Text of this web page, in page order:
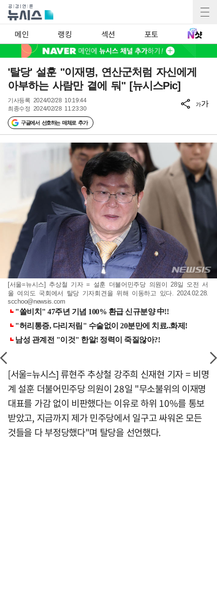
메인 랭킹 섹션 포토
'탈당' 설훈 "이재명, 연산군처럼 자신에게
아부하는 사람만 곁에 둬" [뉴시스Pic]
기사등록 2024/02/28 10:19:44
최종수정 2024/02/28 11:23:30
구글에서 선호하는 매체로 추가
가가
[서울=뉴시스] 추상철 기자 = 설훈 더불어민주당 의원이 28일 오전 서
울 여의도 국회에서 탈당 기자회견을 위해 이동하고 있다. 2024.02.28.
scchoo@newsis.com
[서울=뉴시스] 류현주 추상철 강주희 신재현 기자 = 비명
계 설훈 더불어민주당 의원이 28일 "무소불위의 이재명
대표를 가감 없이 비판했다는 이유로 하위 10%를 통보
받았고, 지금까지 제가 민주당에서 일구고 싸워온 모든
것들을 다 부정당했다"며 탈당을 선언했다.